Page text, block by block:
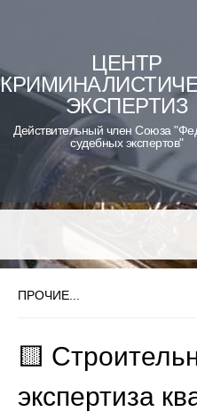
content
ЦЕНТР
ЭКСПЕРТИЗ
Действительный член Союза
судебных экспертов"
ПРОЧИЕ...
🟨
экспертиза